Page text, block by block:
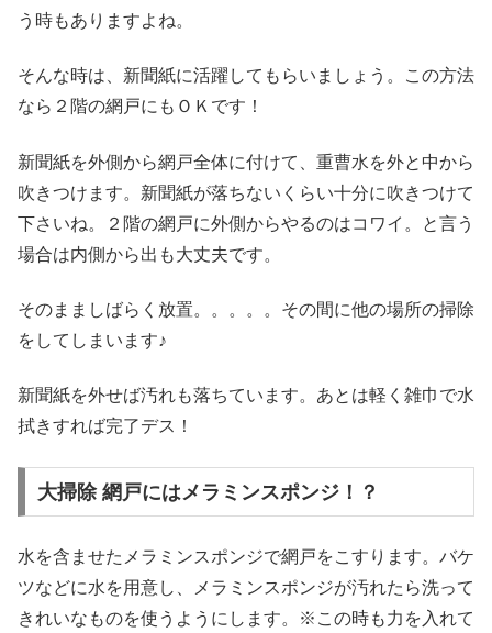
う時もありますよね。
そんな時は、新聞紙に活躍してもらいましょう。この方法
なら２階の網戸にもＯＫです！
新聞紙を外側から網戸全体に付けて、重曹水を外と中から
吹きつけます。新聞紙が落ちないくらい十分に吹きつけて
下さいね。２階の網戸に外側からやるのはコワイ。と言う
場合は内側から出も大丈夫です。
そのまましばらく放置。。。。。その間に他の場所の掃除
をしてしまいます♪
新聞紙を外せば汚れも落ちています。あとは軽く雑巾で水
拭きすれば完了デス！
大掃除 網戸にはメラミンスポンジ！？
水を含ませたメラミンスポンジで網戸をこすります。バケ
ツなどに水を用意し、メラミンスポンジが汚れたら洗って
きれいなものを使うようにします。※この時も力を入れて